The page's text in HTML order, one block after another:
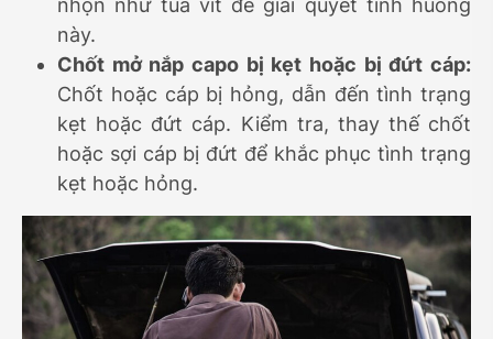
nhọn như tua vít để giải quyết tình huống
này.
Chốt mở nắp capo bị kẹt hoặc bị đứt cáp:
Chốt hoặc cáp bị hỏng, dẫn đến tình trạng
kẹt hoặc đứt cáp. Kiểm tra, thay thế chốt
hoặc sợi cáp bị đứt để khắc phục tình trạng
kẹt hoặc hỏng.